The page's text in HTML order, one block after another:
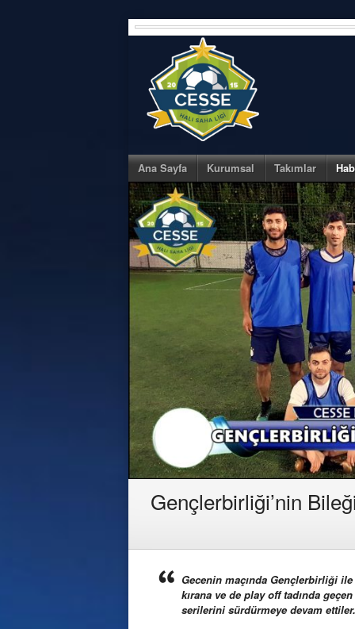
Skip
to
Ana Sayfa Kurumsal Takımlar
Gençlerbirliği’nin
Gecenin maçında Gençlerbirliği ile
kırana ve de play off tadında
serilerini sürdürmeye devam ettiler.